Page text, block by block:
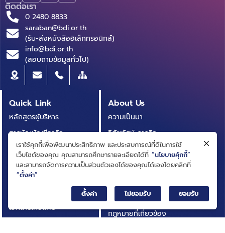
ติดต่อเรา
0 2480 8833
saraban@bdi.or.th
(รับ-ส่งหนังสืออิเล็กทรอนิกส์)
info@bdi.or.th
(สอบถามข้อมูลทั่วไป)
Quick Link
หลักสูตรผู้บริหาร
สารบัญบัญชีธุรกิจ
(BRIDGE)
ประกาศการจัดซื้อจัดจ้าง
บทความ
เอกสารเผยแพร่
About Us
ความเป็นมา
วิสัยทัศน์ ภารกิจ
โครงสร้างองค์กร
คณะกรรมการ
การกำกับดูแลกิจการที่ดี
กฎหมายที่เกี่ยวข้อง
เราใช้คุกกี้เพื่อพัฒนาประสิทธิภาพ และประสบการณ์ที่ดีในการใช้
เว็บไซต์ของคุณ คุณสามารถศึกษารายละเอียดได้ที่ “นโยบายคุ้กกี้”
และสามารถจัดการความเป็นส่วนตัวเองได้ของคุณได้เองโดยคลิกที่
“ตั้งค่า”
ตั้งค่า
ไม่ยอมรับ ยอมรับ